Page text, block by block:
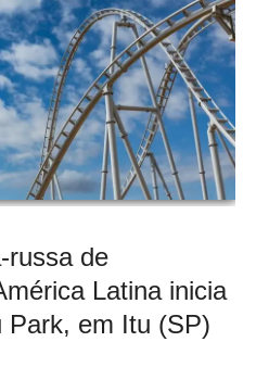
russa de
Latina inicia
Park, em Itu (SP)